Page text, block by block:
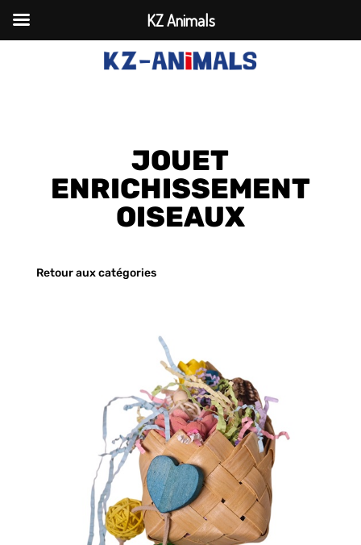
JOUET
ENRICHISSEMENT
OISEAUX
Retour aux catégories
KZ Animals